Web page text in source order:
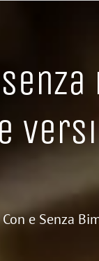
Con e Senza